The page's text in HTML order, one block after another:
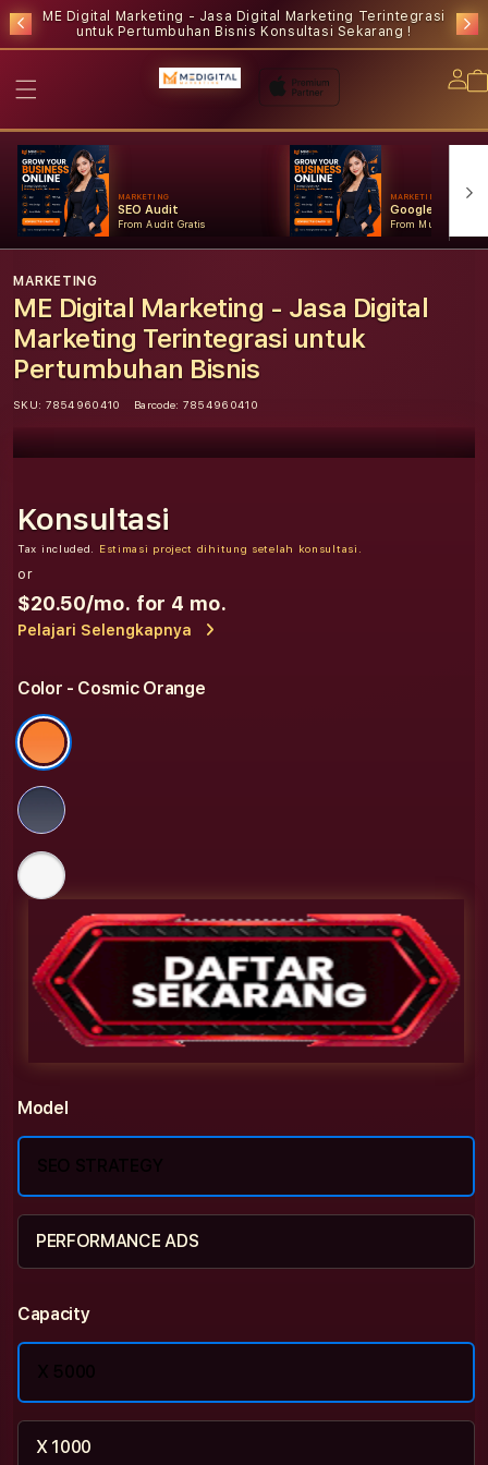
ME Digital Marketing - Jasa Digital Marketing Terintegrasi
untuk Pertumbuhan Bisnis Konsultasi Sekarang !
MARKETING
SEO Audit
From Audit Gratis
MARKETING
Google Ads
From Mulai
MARKETING
ME Digital Marketing - Jasa Digital
Marketing Terintegrasi untuk
Pertumbuhan Bisnis
SKU: 7854960410 Barcode: 7854960410
Konsultasi
Tax included. Estimasi project dihitung setelah konsultasi.
or
$20.50/mo. for 4 mo.
Pelajari Selengkapnya
Color - Cosmic Orange
Model
SEO STRATEGY
PERFORMANCE ADS
Capacity
X 5000
X 1000